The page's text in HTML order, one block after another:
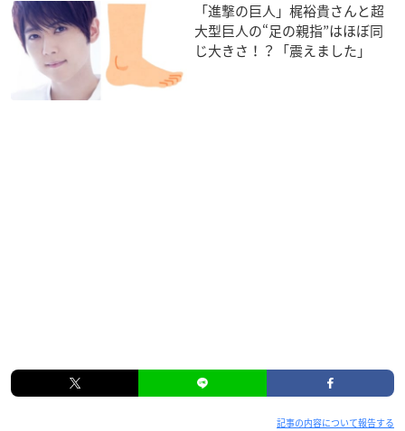
「進撃の巨人」梶裕貴さんと超
大型巨人の“足の親指”はほぼ同
じ大きさ！？「震えました」
記事の内容について報告する